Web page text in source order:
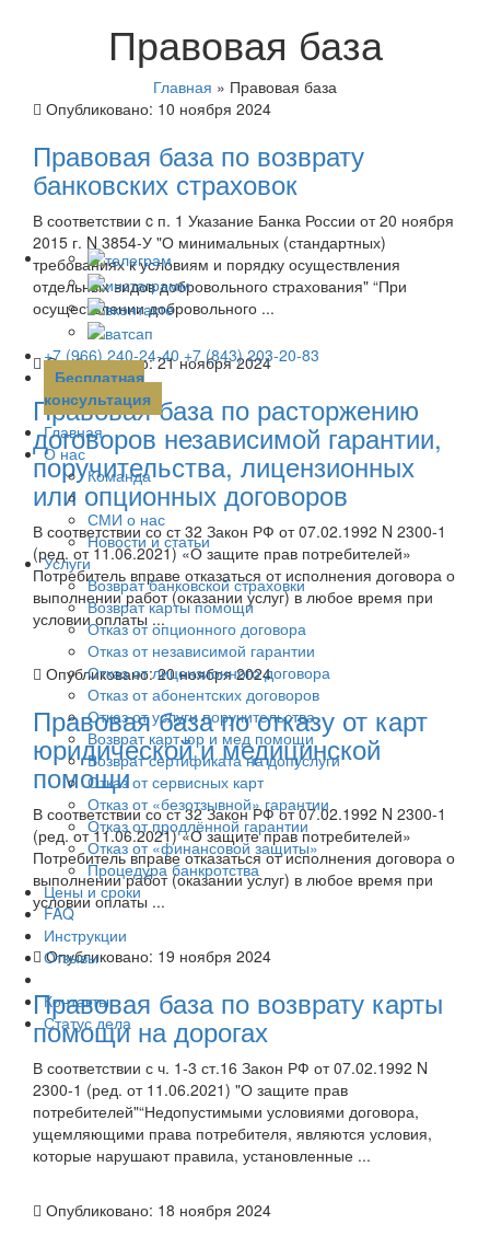
+7 (966) 240-24-40 +7 (843) 203-20-83
Бесплатная
консультация
Главная
О нас
Команда
СМИ о нас
Новости и статьи
Услуги
Возврат банковской страховки
Возврат карты помощи
Отказ от опционного договора
Отказ от независимой гарантии
Отказ от лицензионного договора
Отказ от абонентских договоров
Отказ от услуги поручительства
Возврат карт юр и мед помощи
Возврат сертификата на допуслуги
Отказ от сервисных карт
Отказ от «безотзывной» гарантии
Отказ от продлённой гарантии
Отказ от «финансовой защиты»
Процедура банкротства
Цены и сроки
FAQ
Инструкции
Отзывы
Контакты
Статус дела
Правовая база
Главная » Правовая база
Опубликовано: 10 ноября 2024
Правовая база по возврату
банковских страховок
В соответствии c п. 1 Указание Банка России от 20 ноября
2015 г. N 3854-У "О минимальных (стандартных)
требованиях к условиям и порядку осуществления
отдельных видов добровольного страхования" “При
осуществлении добровольного ...
Опубликовано:21 ноября 2024
Правовая база по расторжению
договоров независимой гарантии,
поручительства, лицензионных
или опционных договоров
В соответствии со ст 32 Закон РФ от 07.02.1992 N 2300-1
(ред. от 11.06.2021) «О защите прав потребителей»
Потребитель вправе отказаться от исполнения договора о
выполнении работ (оказании услуг) в любое время при
условии оплаты ...
Опубликовано:20 ноября 2024
Правовая база по отказу от карт
юридической и медицинской
помощи
В соответствии со ст 32 Закон РФ от 07.02.1992 N 2300-1
(ред. от 11.06.2021) «О защите прав потребителей»
Потребитель вправе отказаться от исполнения договора о
выполнении работ (оказании услуг) в любое время при
условии оплаты ...
Опубликовано: 19 ноября 2024
Правовая база по возврату карты
помощи на дорогах
В соответствии с ч. 1-3 ст.16 Закон РФ от 07.02.1992 N
2300-1 (ред. от 11.06.2021) "О защите прав
потребителей"“Недопустимыми условиями договора,
ущемляющими права потребителя, являются условия,
которые нарушают правила, установленные ...
Опубликовано: 18 ноября 2024